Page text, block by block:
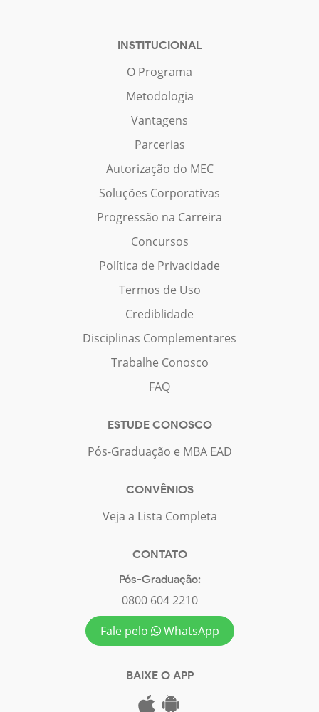
INSTITUCIONAL
O Programa
Metodologia
Vantagens
Parcerias
Autorização do MEC
Soluções Corporativas
Progressão na Carreira
Concursos
Política de Privacidade
Termos de Uso
Crediblidade
Disciplinas Complementares
Trabalhe Conosco
FAQ
ESTUDE CONOSCO
Pós-Graduação e MBA EAD
CONVÊNIOS
Veja a Lista Completa
CONTATO
Pós-Graduação:
0800 604 2210
Fale pelo
WhatsApp
BAIXE O APP